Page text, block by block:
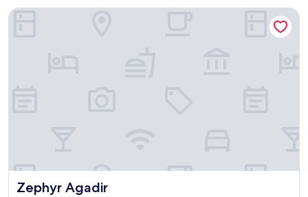
de
Zephyr Agadir
Zephyr Agadir
Zephyr Agadir